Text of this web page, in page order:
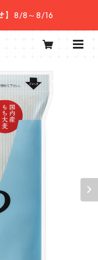
8/8～8/16